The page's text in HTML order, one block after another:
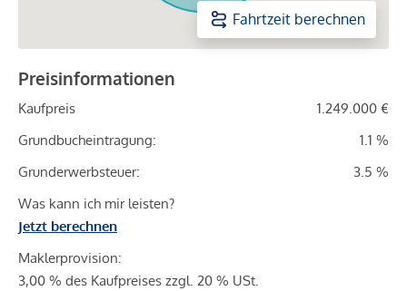
Fahrtzeit berechnen
Preisinformationen
Kaufpreis
1.249.000 €
Grundbucheintragung:
1.1 %
Grunderwerbsteuer:
3.5 %
Was kann ich mir leisten?
Jetzt berechnen
Maklerprovision:
3,00 % des Kaufpreises zzgl. 20 % USt.